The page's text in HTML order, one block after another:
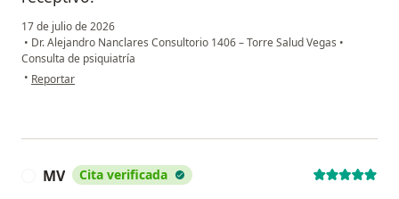
17 de julio de 2026
• Dr. Alejandro Nanclares Consultorio 1406 – Torre Salud Vegas •
Consulta de psiquiatría
• en opinión del usuario Carlos Figueroa
Reportar
MV Cita verificada